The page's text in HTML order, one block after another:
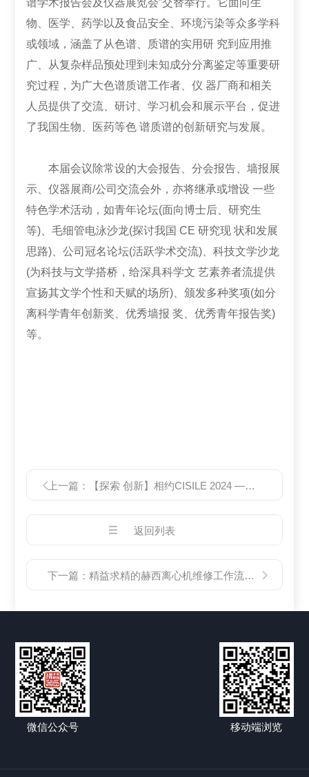
谱学术报告会及仪器展览会”交替举行。它面向生
物、医学、药学以及食品安全、环境污染等众多学科
或领域，涵盖了从色谱、质谱的实用研 究到应用推
广、从复杂样品预处理到未知成分分离鉴定等重要研
究过程，为广大色谱质谱工作者、仪 器厂商和相关
人员提供了交流、研讨、学习机会和展示平台，促进
了我国生物、医药等色 谱质谱的创新研究与发展。
本届会议除常设的大会报告、分会报告、墙报展
示、仪器展商/公司交流会外，亦将继承或增设 一些
特色学术活动，如青年论坛(面向博士后、研究生
等)、毛细管电泳沙龙(探讨我国 CE 研究现 状和发展
思路)、公司冠名论坛(活跃学术交流)、科技文学沙龙
(为科技与文学搭桥，给深具科学文 艺素养者流提供
宣扬其文学个性和天赋的场所)、颁发多种奖项(如分
离科学青年创新奖、优秀墙报 奖、优秀青年报告奖)
等。
上一篇： 【探索 创新】相约CISILE 2024 —— 赫西仪器与您共赴科学仪器盛宴
返回列表
下一篇： 精益求精的赫西离心机维修工作流程及技术分享
微信公众号 移动端浏览